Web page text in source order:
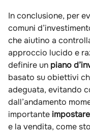
In conclusione, per
comuni
che aiutino a
approccio lucido e
definire un piano
basato su obiettivi
adeguata, evitando
dall’andamento
importante
e la vendita, come